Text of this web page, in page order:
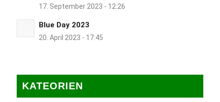
17. September 2023 - 12:26
Blue Day 2023
20. April 2023 - 17:45
KATEORIEN